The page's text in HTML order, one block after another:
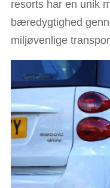
resorts har en unik
bæredygtighed
miljøvenlige